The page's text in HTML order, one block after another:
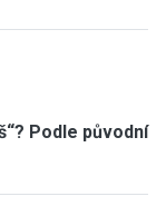
Podle původní